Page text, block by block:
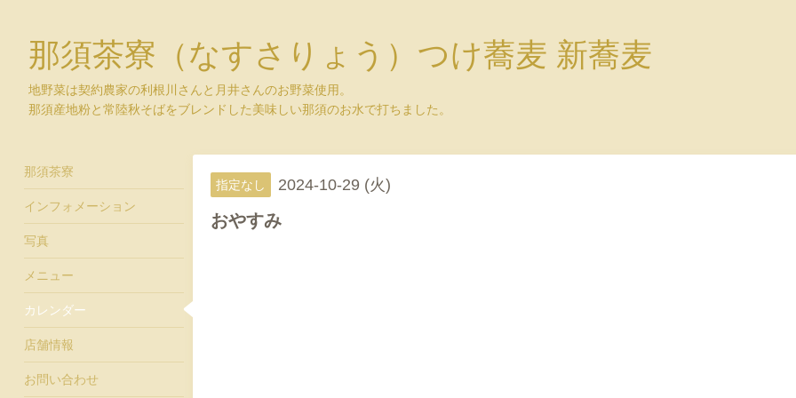
那須茶寮（なすさりょう）つけ蕎麦 新蕎麦
地野菜は契約農家の利根川さんと月井さんのお野菜使用。
那須産地粉と常陸秋そばをブレンドした美味しい那須のお水で打ちました。
指定なし 2024-10-29 (火)
おやすみ
那須茶寮
インフォメーション
写真
メニュー
カレンダー
店舗情報
お問い合わせ